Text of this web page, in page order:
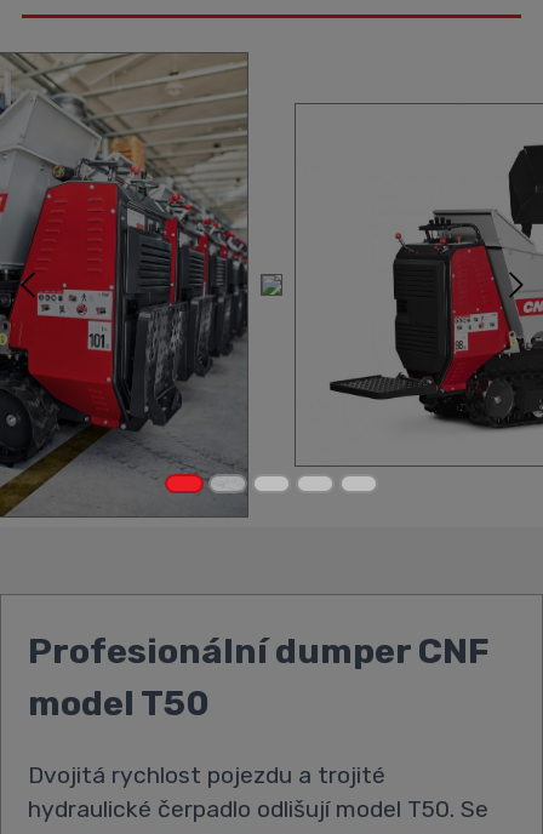
Profesionální dumper CNF
model T50
Dvojitá rychlost pojezdu a trojité
hydraulické čerpadlo odlišují model T50. Se